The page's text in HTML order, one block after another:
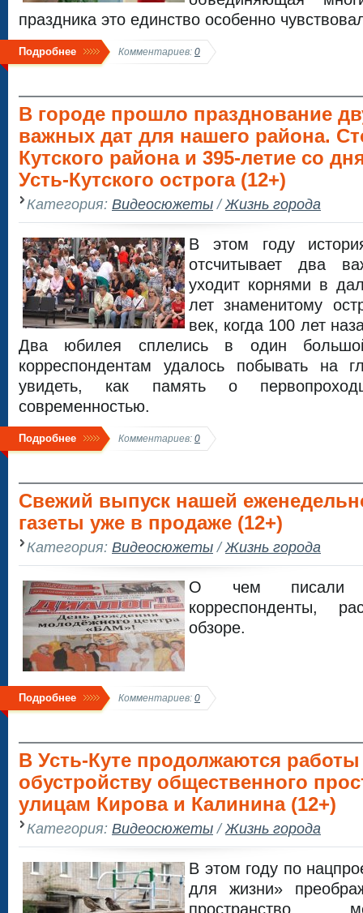
праздника это единство особенно
Подробнее Комментариев: 0
В городе прошло празднование
важных дат для нашего района.
Кутского района и 395-летие со
Усть-Кутского острога (12+)
Категория: Видеосюжеты/Жизнь города
В этом году
отсчитывает два
уходит корнями в
лет знаменитому
век, когда 100 лет
Два юбилея сплелись в один
корреспондентам удалось побывать на
увидеть, как память о
современностью.
Подробнее Комментариев: 0
Свежий выпуск нашей
газеты уже в продаже (12+)
Категория: Видеосюжеты/Жизнь города
О чем
корреспонденты,
обзоре.
Подробнее Комментариев: 0
В Усть-Куте продолжаются
обустройству общественного
улицам Кирова и Калинина (12+)
Категория: Видеосюжеты/Жизнь города
В этом году по
для жизни»
пространство